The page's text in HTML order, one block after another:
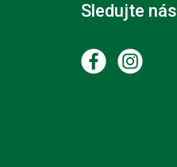
Sledujte nás